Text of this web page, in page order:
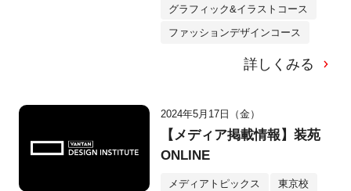
グラフィック&イラストコース
ファッションデザインコース
詳しくみる
2024年5月17日（金）
【メディア掲載情報】装苑
ONLINE
メディアトピックス 東京校